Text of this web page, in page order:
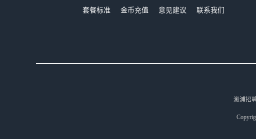
套餐标准
金币充值 意见建议 联系我们
溆浦招